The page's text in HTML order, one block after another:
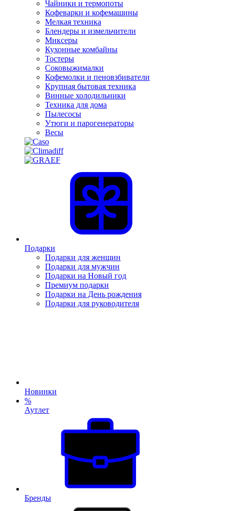
Чайники и термопоты
Кофеварки и кофемашины
Мелкая техника
Блендеры и измельчители
Миксеры
Кухонные комбайны
Тостеры
Соковыжималки
Кофемолки и пеновзбиватели
Крупная бытовая техника
Винные холодильники
Техника для дома
Пылесосы
Утюги и парогенераторы
Весы
Подарки
Подарки для женщин
Подарки для мужчин
Подарки на Новый год
Премиум подарки
Подарки на День рождения
Подарки для руководителя
Новинки
%
Аутлет
Бренды